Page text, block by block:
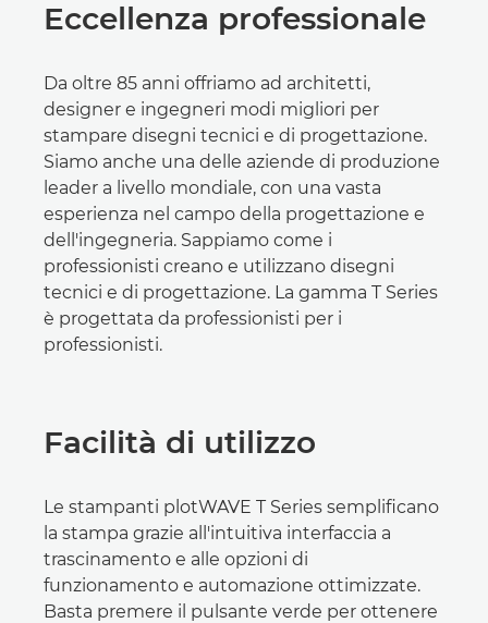
Eccellenza professionale
Da oltre 85 anni offriamo ad architetti,
designer e ingegneri modi migliori per
stampare disegni tecnici e di progettazione.
Siamo anche una delle aziende di produzione
leader a livello mondiale, con una vasta
esperienza nel campo della progettazione e
dell'ingegneria. Sappiamo come i
professionisti creano e utilizzano disegni
tecnici e di progettazione. La gamma T Series
è progettata da professionisti per i
professionisti.
Facilità di utilizzo
Le stampanti plotWAVE T Series semplificano
la stampa grazie all'intuitiva interfaccia a
trascinamento e alle opzioni di
funzionamento e automazione ottimizzate.
Basta premere il pulsante verde per ottenere